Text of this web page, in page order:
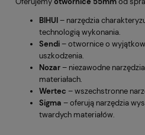
BIHUI– narzędzia
technologią wykonania.
Sendi– otwornice o
uszkodzenia.
Nozar– niezawodne
materiałach.
Wertec – wszechstronne
Sigma – oferują narzędzia
twardych materiałów.